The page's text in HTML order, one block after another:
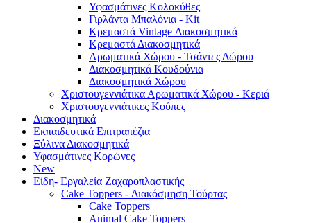
Υφασμάτινες Κολοκύθες
Γιρλάντα Μπαλόνια - Kit
Κρεμαστά Vintage Διακοσμητικά
Κρεμαστά Διακοσμητικά
Αρωματικά Χώρου - Τσάντες Δώρου
Διακοσμητικά Κουδούνια
Διακοσμητικά Χώρου
Χριστουγεννιάτικα Αρωματικά Χώρου - Κεριά
Χριστουγεννιάτικες Κούπες
Διακοσμητικά
Εκπαιδευτικά Επιτραπέζια
Ξύλινα Διακοσμητικά
Υφασμάτινες Κορώνες
New
Είδη- Εργαλεία Ζαχαροπλαστικής
Cake Toppers - Διακόσμηση Τούρτας
Cake Toppers
Animal Cake Toppers